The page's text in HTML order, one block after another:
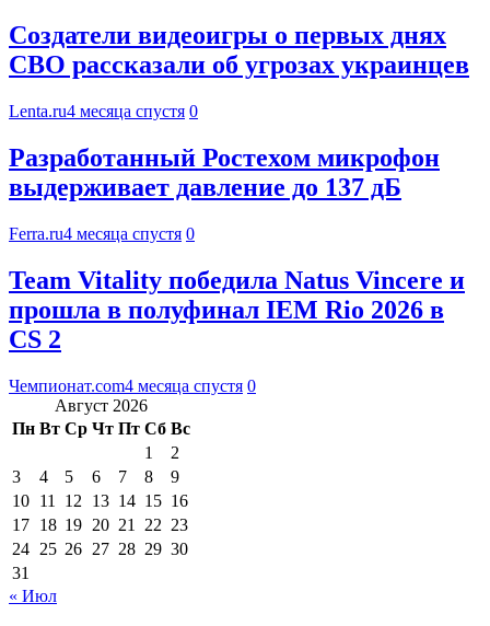
Создатели видеоигры о первых днях
СВО рассказали об угрозах украинцев
Lenta.ru4 месяца спустя 0
Разработанный Ростехом микрофон
выдерживает давление до 137 дБ
Ferra.ru4 месяца спустя 0
Team Vitality победила Natus Vincere и
прошла в полуфинал IEM Rio 2026 в
CS 2
Чемпионат.com4 месяца спустя 0
Август 2026
Пн Вт Ср Чт Пт Сб Вс
1
2
3
4 5 6 7 8
9
10 11 12 13 14 15 16
17 18 19 20 21 22 23
24 25 26 27 28 29 30
31
« Июл